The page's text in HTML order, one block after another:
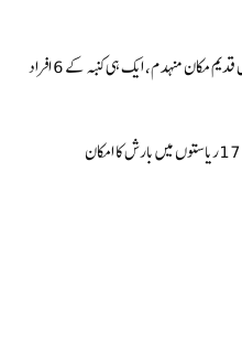
پرتاپ گڑھ میں 100 سال قدیم مکان منہدم، ایک ہی کنبہ کے 6 افراد